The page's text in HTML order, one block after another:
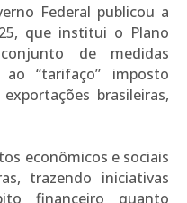
Federal publicou a
que institui o Plano
de medidas
“tarifaço” imposto
brasileiras,
econômicos e sociais
trazendo iniciativas
financeiro quanto